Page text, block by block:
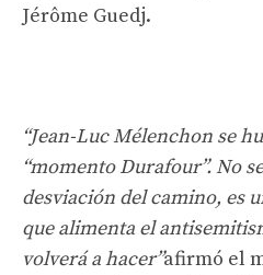
Jérôme Guedj.
“Jean-Luc Mélenchon se
“momento Durafour”. No
desviación del camino, es
que alimenta el
volverá a hacer”afirmó el